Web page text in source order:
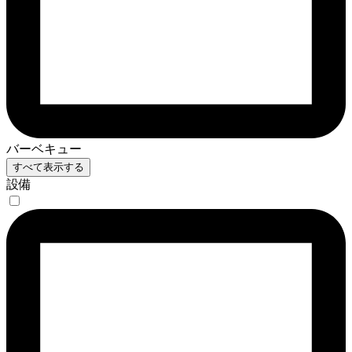
バーベキュー
すべて表示する
設備